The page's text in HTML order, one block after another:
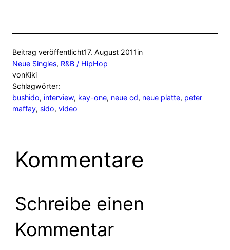
Beitrag veröffentlicht17. August 2011in
Neue Singles, R&B / HipHop
vonKiki
Schlagwörter:
bushido, interview, kay-one, neue cd, neue platte, peter
maffay, sido, video
Kommentare
Schreibe einen
Kommentar